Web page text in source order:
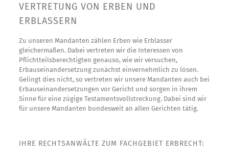
VERTRETUNG VON ERBEN UND
ERBLASSERN
Zu unseren Mandanten zählen Erben wie Erblasser
gleichermaßen. Dabei vertreten wir die Interessen von
Pflichtteilsberechtigten genauso, wie wir versuchen,
Erbauseinandersetzung zunächst einvernehmlich zu lösen.
Gelingt dies nicht, so vertreten wir unsere Mandanten auch bei
Erbauseinandersetzungen vor Gericht und sorgen in ihrem
Sinne für eine zügige Testamentsvollstreckung. Dabei sind wir
für unsere Mandanten bundesweit an allen Gerichten tätig.
IHRE RECHTSANWÄLTE ZUM FACHGEBIET ERBRECHT: